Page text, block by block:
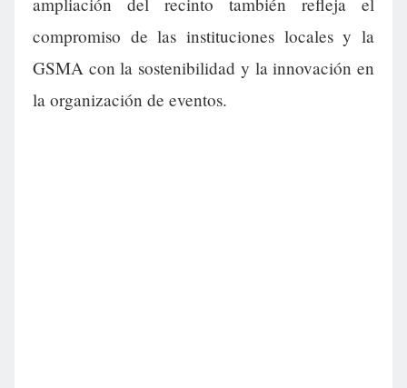
compromiso de las instituciones locales y la
GSMA con la sostenibilidad y la innovación en
la organización de eventos.